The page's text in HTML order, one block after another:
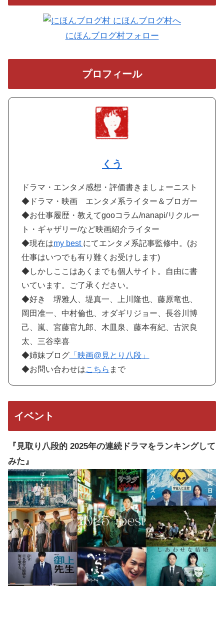
にほんブログ村フォロー
プロフィール
くう
ドラマ・エンタメ感想・評価書きましょーニスト
◆ドラマ・映画 エンタメ系ライター＆ブロガー
◆お仕事履歴・教えてgooコラム/nanapi/リクルー
ト・ギャザリー/など映画紹介ライター
◆現在はmy best にてエンタメ系記事監修中。(お
仕事はいつでも有り難くお受けします)
◆しかしここはあくまでも個人サイト。自由に書
いています。ご了承ください。
◆好き 堺雅人、堤真一、上川隆也、藤原竜也、
岡田准一、中村倫也、オダギリジョー、長谷川博
己、嵐、宮藤官九郎、木皿泉、藤本有紀、古沢良
太、三谷幸喜
◆姉妹ブログ「映画@見とり八段」
◆お問い合わせはこちら まで
イベント
『見取り八段的 2025年の連続ドラマをランキングして
みた』